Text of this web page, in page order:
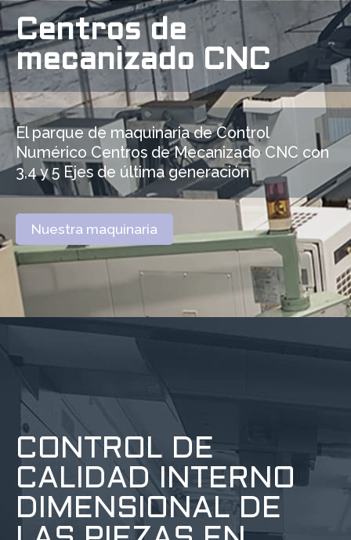
Centros de
mecanizado CNC
El parque de maquinaria de Control
Numérico Centros de Mecanizado CNC con
3,4 y 5 Ejes de última generación
Nuestra maquinaria
CONTROL DE
CALIDAD INTERNO
DIMENSIONAL DE